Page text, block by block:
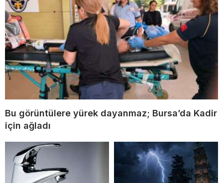
Bu görüntülere yürek dayanmaz; Bursa’da Kadir
için ağladı